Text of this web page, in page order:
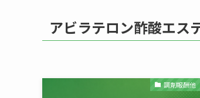
アビラテロン酢酸エス
調剤報酬他